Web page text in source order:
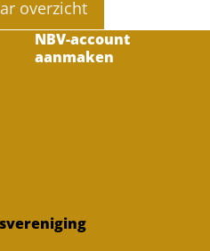
overzicht
NBV-account
aanmaken